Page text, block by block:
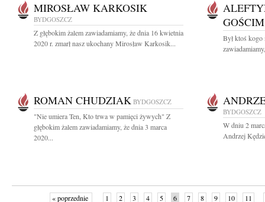
MIROSŁAW KARKOSIK
BYDGOSZCZ
Z głębokim żalem zawiadamiamy, że dnia 16 kwietnia
2020 r. zmarł nasz ukochany Mirosław Karkosik...
Był ktoś kogo
ROMAN CHUDZIAK BYDGOSZCZ
"Nie umiera Ten, Kto trwa w pamięci żywych" Z
głębokim żalem zawiadamiamy, że dnia 3 marca
2020...
BYDGOSZCZ
W dniu 2
Andrzej
« poprzednie 1 2 3 4 5 6 7 8 9 10 11